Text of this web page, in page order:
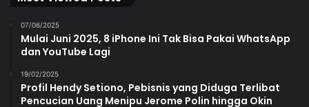
07/06/2025
Mulai Juni 2025, 8 iPhone Ini Tak Bisa Pakai WhatsApp
dan YouTube Lagi
19/02/2025
Profil Hendy Setiono, Pebisnis yang Diduga Terlibat
Pencucian Uang Menipu Jerome Polin hingga Okin